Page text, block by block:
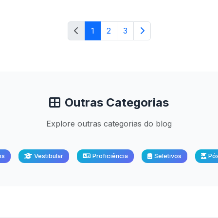
1 2 3
Outras Categorias
Explore outras categorias do blog
Vestibular Proficiência Seletivos